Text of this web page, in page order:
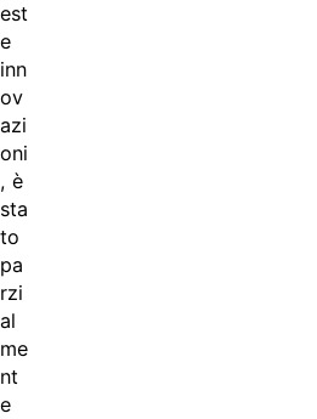
est
e
inn
ov
azi
oni
, è
sta
to
pa
rzi
al
me
nt
e